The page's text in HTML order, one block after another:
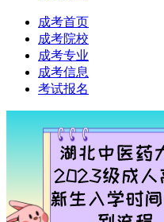
成考首页
成考院校
成考专业
成考信息
考试报名